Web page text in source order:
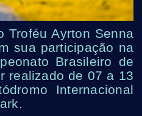
Troféu Ayrton Senna
sua participação na
Brasileiro de
realizado de 07 a 13
Internacional